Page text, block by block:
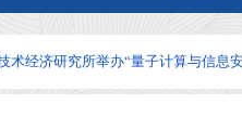
术经济研究所举办“量子计算与信息